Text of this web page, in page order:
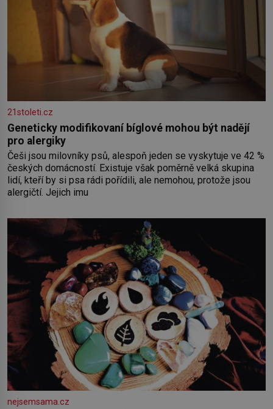
21stoleti.cz
Geneticky modifikovaní bíglové mohou být nadějí
pro alergiky
Češi jsou milovníky psů, alespoň jeden se vyskytuje ve 42 %
českých domácností. Existuje však poměrně velká skupina
lidí, kteří by si psa rádi pořídili, ale nemohou, protože jsou
alergičtí. Jejich imu
nejsemsama.cz